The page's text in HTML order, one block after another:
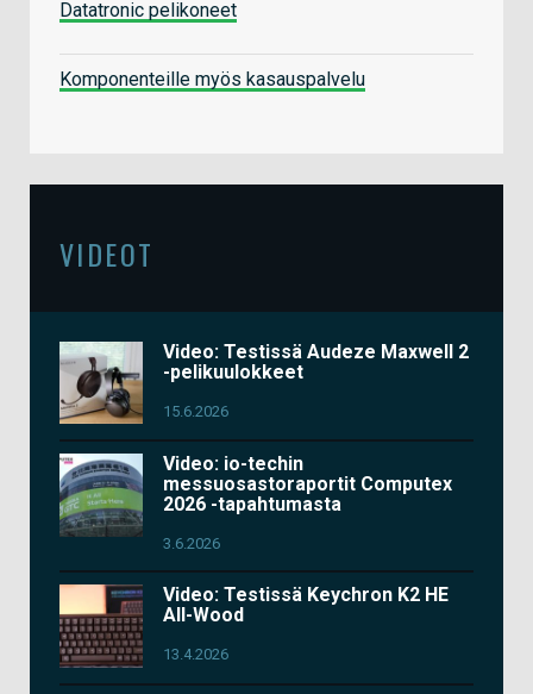
Datatronic pelikoneet
Komponenteille myös kasauspalvelu
VIDEOT
Video: Testissä Audeze Maxwell 2
-pelikuulokkeet
15.6.2026
Video: io-techin
messuosastoraportit Computex
2026 -tapahtumasta
3.6.2026
Video: Testissä Keychron K2 HE
All-Wood
13.4.2026